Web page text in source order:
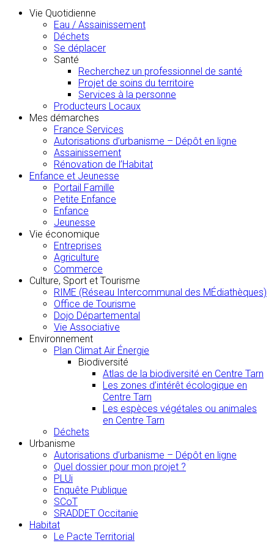
Vie Quotidienne
Eau / Assainissement
Déchets
Se déplacer
Santé
Recherchez un professionnel de santé
Projet de soins du territoire
Services à la personne
Producteurs Locaux
Mes démarches
France Services
Autorisations d’urbanisme – Dépôt en ligne
Assainissement
Rénovation de l’Habitat
Enfance et Jeunesse
Portail Famille
Petite Enfance
Enfance
Jeunesse
Vie économique
Entreprises
Agriculture
Commerce
Culture, Sport et Tourisme
RIME (Réseau Intercommunal des MÉdiathèques)
Office de Tourisme
Dojo Départemental
Vie Associative
Environnement
Plan Climat Air Énergie
Biodiversité
Atlas de la biodiversité en Centre Tarn
Les zones d’intérêt écologique en
Centre Tarn
Les espèces végétales ou animales
en Centre Tarn
Déchets
Urbanisme
Autorisations d’urbanisme – Dépôt en ligne
Quel dossier pour mon projet ?
PLUi
Enquête Publique
SCoT
SRADDET Occitanie
Habitat
Le Pacte Territorial